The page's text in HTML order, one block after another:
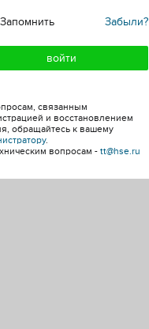
Забыли?
Запомнить
связанным
и восстановлением
обращайтесь к вашему
.
вопросам - tt@hse.ru